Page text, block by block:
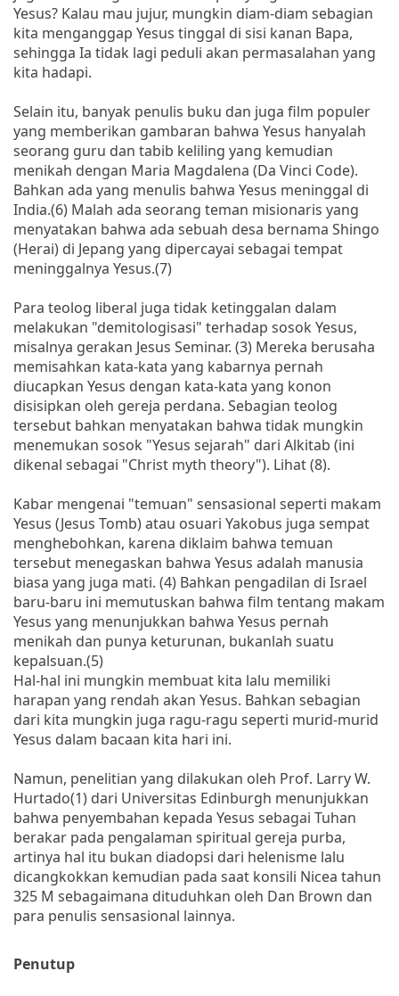
Yesus? Kalau mau jujur, mungkin diam-diam sebagian
kita menganggap Yesus tinggal di sisi kanan Bapa,
sehingga Ia tidak lagi peduli akan permasalahan yang
kita hadapi.
Selain itu, banyak penulis buku dan juga film populer
yang memberikan gambaran bahwa Yesus hanyalah
seorang guru dan tabib keliling yang kemudian
menikah dengan Maria Magdalena (Da Vinci Code).
Bahkan ada yang menulis bahwa Yesus meninggal di
India.(6) Malah ada seorang teman misionaris yang
menyatakan bahwa ada sebuah desa bernama Shingo
(Herai) di Jepang yang dipercayai sebagai tempat
meninggalnya Yesus.(7)
Para teolog liberal juga tidak ketinggalan dalam
melakukan "demitologisasi" terhadap sosok Yesus,
misalnya gerakan Jesus Seminar. (3) Mereka berusaha
memisahkan kata-kata yang kabarnya pernah
diucapkan Yesus dengan kata-kata yang konon
disisipkan oleh gereja perdana. Sebagian teolog
tersebut bahkan menyatakan bahwa tidak mungkin
menemukan sosok "Yesus sejarah" dari Alkitab (ini
dikenal sebagai "Christ myth theory"). Lihat (8).
Kabar mengenai "temuan" sensasional seperti makam
Yesus (Jesus Tomb) atau osuari Yakobus juga sempat
menghebohkan, karena diklaim bahwa temuan
tersebut menegaskan bahwa Yesus adalah manusia
biasa yang juga mati. (4) Bahkan pengadilan di Israel
baru-baru ini memutuskan bahwa film tentang makam
Yesus yang menunjukkan bahwa Yesus pernah
menikah dan punya keturunan, bukanlah suatu
kepalsuan.(5)
Hal-hal ini mungkin membuat kita lalu memiliki
harapan yang rendah akan Yesus. Bahkan sebagian
dari kita mungkin juga ragu-ragu seperti murid-murid
Yesus dalam bacaan kita hari ini.
Namun, penelitian yang dilakukan oleh Prof. Larry W.
Hurtado(1) dari Universitas Edinburgh menunjukkan
bahwa penyembahan kepada Yesus sebagai Tuhan
berakar pada pengalaman spiritual gereja purba,
artinya hal itu bukan diadopsi dari helenisme lalu
dicangkokkan kemudian pada saat konsili Nicea tahun
325 M sebagaimana dituduhkan oleh Dan Brown dan
para penulis sensasional lainnya.
Penutup